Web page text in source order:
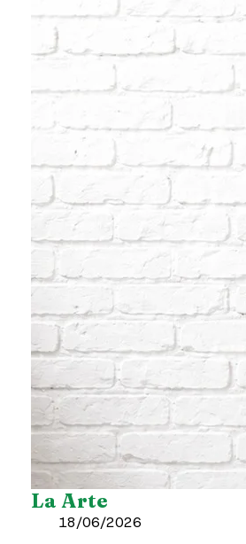
La Arte
18/06/2026